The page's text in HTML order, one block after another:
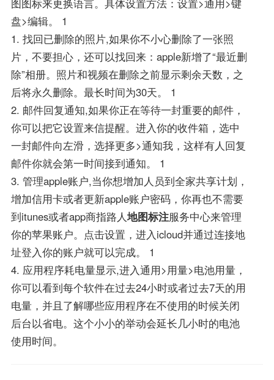
盘>编辑。 1
1. 找回已删除的照片,如果你不小心删除了一张照
片，不要担心，还可以找回来：apple新增了“最近删
除”相册。照片和视频在删除之前显示剩余天数，之
后将永久删除。最长时间为30天。 1
2. 邮件回复通知,如果你正在等待一封重要的邮件，
你可以把它设置来信提醒。进入你的收件箱，选中
一封邮件向左滑，选择更多>通知我，这样有人回复
邮件你就会第一时间接到通知。 1
3. 管理apple账户,当你想增加人员到全家共享计划，
增加信用卡或者更新apple账户密码，你再也不需要
到itunes或者app商指路人地图标注服务中心来管理
你的苹果账户。点击设置，进入icloud并通过连接地
址登入你的账户就可以完成。 1
4. 应用程序耗电量显示,进入通用>用量>电池用量，
你可以看到每个软件在过去24小时或者过去7天的用
电量，并且了解哪些应用程序在不使用的时候关闭
后台以省电。这个小小的举动会延长几小时的电池
使用时间。